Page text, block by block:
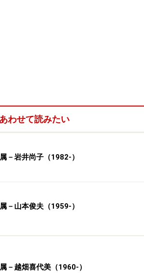
あわせて読みたい
－岩井尚子（1982-）
－山本俊夫（1959-）
－越畑喜代美（1960-）